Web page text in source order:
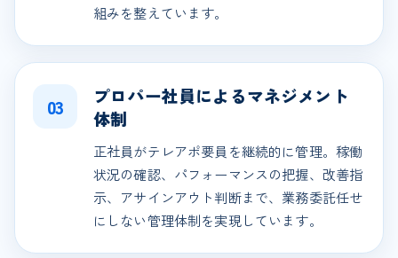
組みを整えています。
03
プロパー社員によるマネジメント
体制
正社員がテレアポ要員を継続的に管理。稼働
状況の確認、パフォーマンスの把握、改善指
示、アサインアウト判断まで、業務委託任せ
にしない管理体制を実現しています。